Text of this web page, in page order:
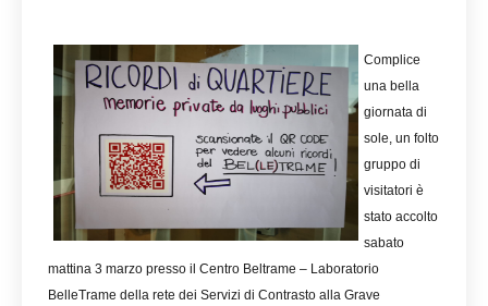
Complice
una bella
giornata di
sole, un folto
gruppo di
visitatori è
stato accolto
sabato
mattina 3 marzo presso il Centro Beltrame – Laboratorio
BelleTrame della rete dei Servizi di Contrasto alla Grave